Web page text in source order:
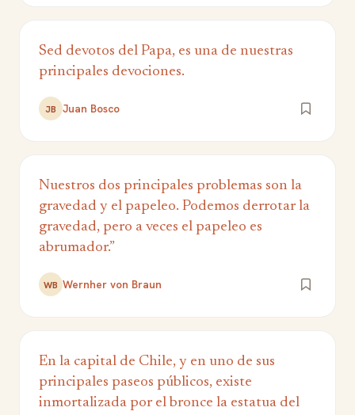
Sed devotos del Papa, es una de nuestras
principales devociones.
JB Juan Bosco
Nuestros dos principales problemas son la
gravedad y el papeleo. Podemos derrotar la
gravedad, pero a veces el papeleo es
abrumador.”
WB Wernher von Braun
En la capital de Chile, y en uno de sus
principales paseos públicos, existe
inmortalizada por el bronce la estatua del